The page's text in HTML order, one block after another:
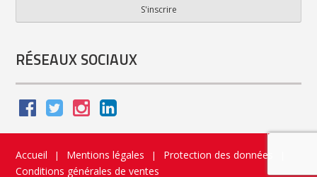
S'inscrire
RÉSEAUX SOCIAUX
Accueil | Mentions légales | Protection des données
Conditions générales de ventes